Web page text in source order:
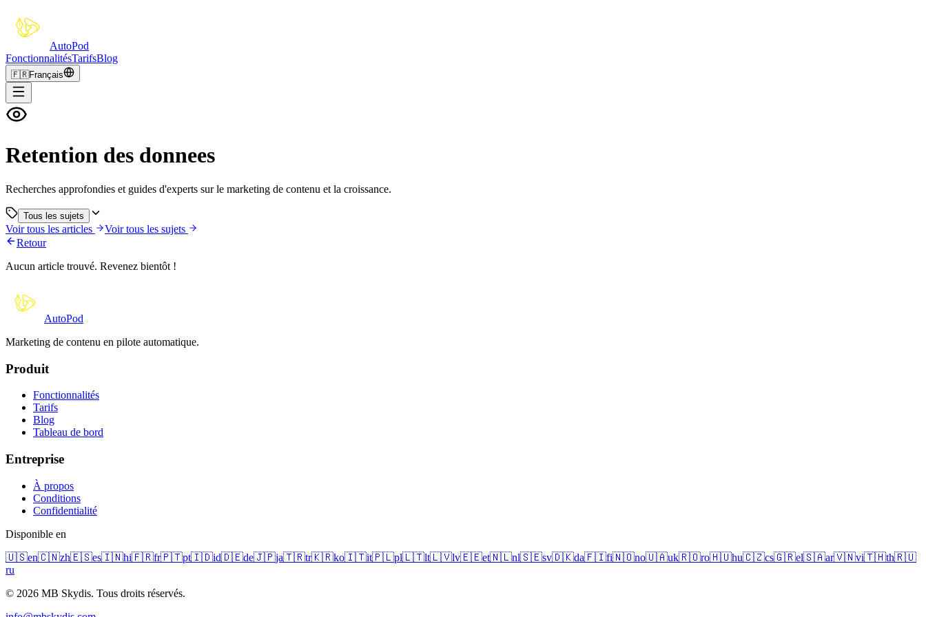
AutoPod
FonctionnalitésTarifsBlog
🇫🇷Français
Retention des donnees
Recherches approfondies et guides d'experts sur le marketing de contenu et la croissance.
Tous les sujets
Voir tous les articles
Voir tous les sujets
Retour
Aucun article trouvé. Revenez bientôt !
AutoPod
Marketing de contenu en pilote automatique.
Produit
Fonctionnalités
Tarifs
Blog
Tableau de bord
Entreprise
À propos
Conditions
Confidentialité
Disponible en
🇺🇸en🇨🇳zh🇪🇸es🇮🇳hi🇫🇷fr🇵🇹pt🇮🇩id🇩🇪de🇯🇵ja🇹🇷tr🇰🇷ko🇮🇹it🇵🇱pl🇱🇹lt🇱🇻lv🇪🇪et🇳🇱nl🇸🇪sv🇩🇰da🇫🇮fi🇳🇴no🇺🇦uk🇷🇴ro🇭🇺hu🇨🇿cs🇬🇷el🇸🇦ar🇻🇳vi🇹🇭th🇷🇺
ru
© 2026 MB Skydis. Tous droits réservés.